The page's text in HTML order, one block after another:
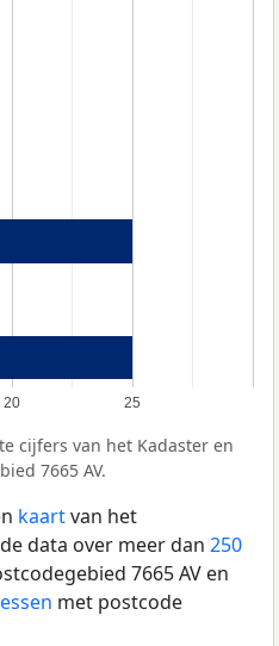
20 25
cijfers van het Kadaster en
7665 AV.
kaartvan het
data over meer dan 250
7665 AV en
met postcode